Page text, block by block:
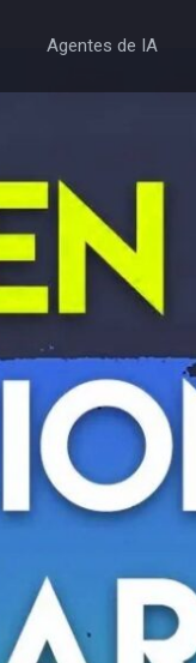
Agentes de IA